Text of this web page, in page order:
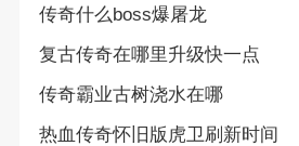
传奇什么boss爆屠龙
复古传奇在哪里升级快一点
传奇霸业古树浇水在哪
热血传奇怀旧版虎卫刷新时间